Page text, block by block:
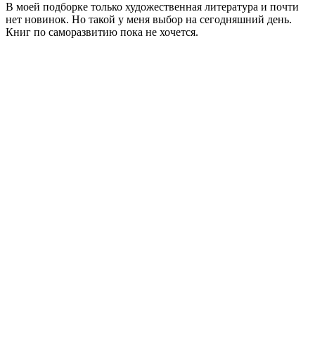
В моей подборке только художественная литература и почти
нет новинок. Но такой у меня выбор на сегодняшний день.
Книг по саморазвитию пока не хочется.